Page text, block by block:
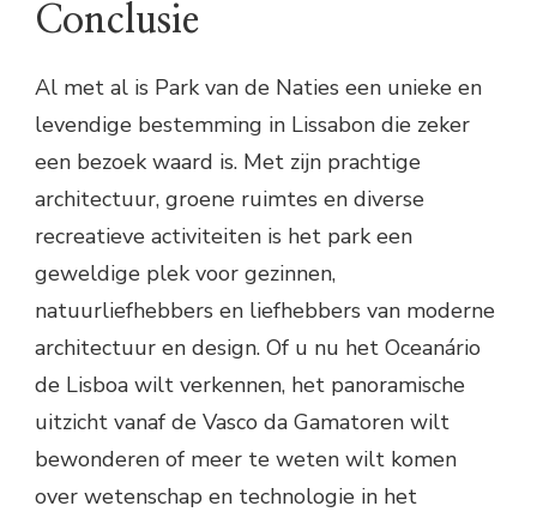
Conclusie
Al met al is Park van de Naties een unieke en
levendige bestemming in Lissabon die zeker
een bezoek waard is. Met zijn prachtige
architectuur, groene ruimtes en diverse
recreatieve activiteiten is het park een
geweldige plek voor gezinnen,
natuurliefhebbers en liefhebbers van moderne
architectuur en design. Of u nu het Oceanário
de Lisboa wilt verkennen, het panoramische
uitzicht vanaf de Vasco da Gamatoren wilt
bewonderen of meer te weten wilt komen
over wetenschap en technologie in het